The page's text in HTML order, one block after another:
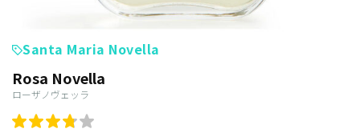
Santa Maria Novella
Rosa Novella
ローザノヴェッラ